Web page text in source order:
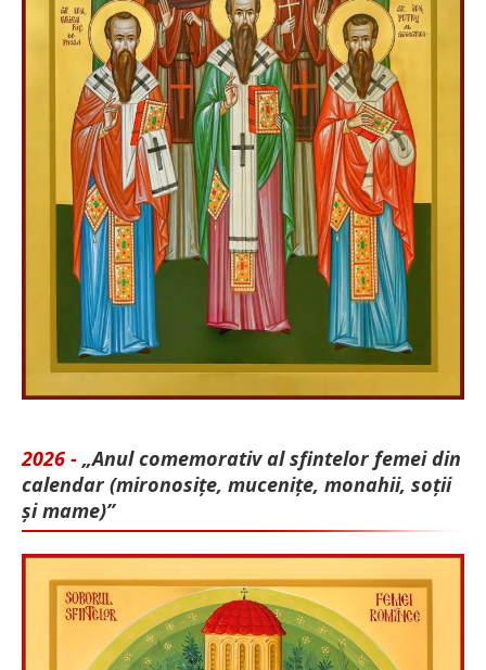
2026 - „Anul comemorativ al sfintelor femei din
calendar (mironosițe, mu­cenițe, monahii, soții
și mame)”